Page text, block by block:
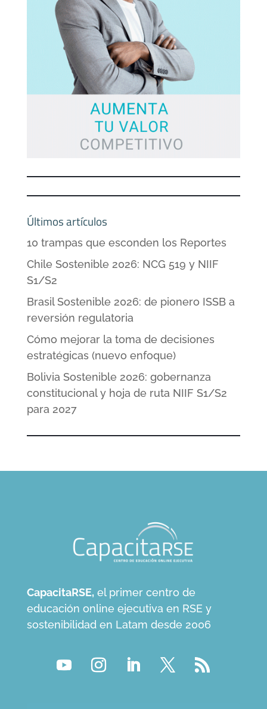
Últimos artículos
10 trampas que esconden los Reportes
Chile Sostenible 2026: NCG 519 y NIIF
S1/S2
Brasil Sostenible 2026: de pionero ISSB a
reversión regulatoria
Cómo mejorar la toma de decisiones
estratégicas (nuevo enfoque)
Bolivia Sostenible 2026: gobernanza
constitucional y hoja de ruta NIIF S1/S2
para 2027
CapacitaRSE, el primer centro de
educación online ejecutiva en RSE y
sostenibilidad en Latam desde 2006